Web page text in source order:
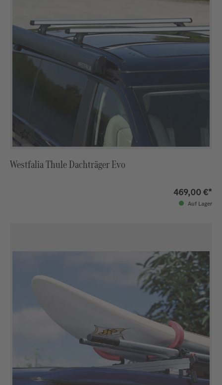
Westfalia Thule Dachträger Evo
469,00 €*
Auf Lager